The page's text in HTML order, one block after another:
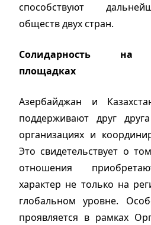
способствуют
обществ двух стран.
Солидарность на
площадках
Азербайджан и
поддерживают друг
организациях и
Это свидетельствует о
отношения
характер не только на
глобальном уровне.
проявляется в рамках